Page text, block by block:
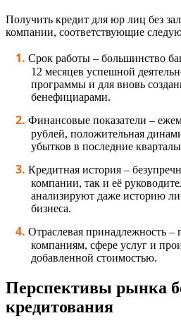
Получить кредит для юр лиц без
компании, соответствующие
Срок работы – большинство
12 месяцев успешной
программы и для вновь
бенефициарами.
Финансовые показатели –
рублей, положительная
убытков в последние
Кредитная история –
компании, так и её
анализируют даже историю
бизнеса.
Отраслевая принадлежность –
компаниям, сфере услуг и
добавленной стоимостью.
Перспективы рынка
кредитования